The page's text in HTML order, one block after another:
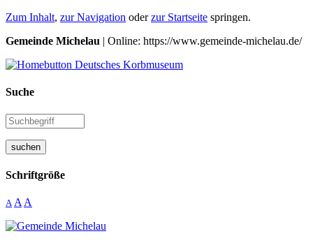
Zum Inhalt, zur Navigation oderzur Startseite springen.
Gemeinde Michelau | Online: https://www.gemeinde-michelau.de/
Suche
suchen
Schriftgröße
A A A